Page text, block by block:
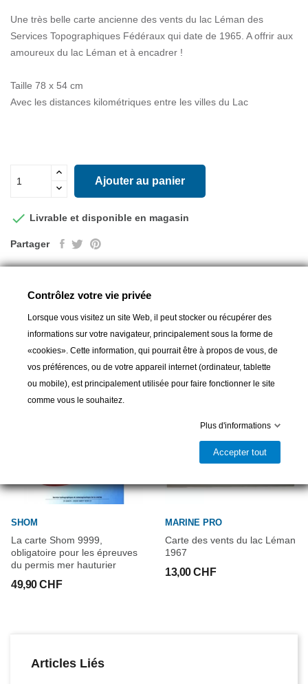
Une très belle carte ancienne des vents du lac Léman des
Services Topographiques Fédéraux qui date de 1965. A offrir aux
amoureux du lac Léman et à encadrer !
Taille 78 x 54 cm
Avec les distances kilométriques entre les villes du Lac
Ajouter au panier
 Livrable et disponible en magasin
Partager
16 autres produits dans la même
catégorie :
SHOM
La carte Shom 9999,
obligatoire pour les épreuves
du permis mer hauturier
49,90 CHF
MARINE PRO
Carte des vents du lac Léman
1967
13,00 CHF
Articles Liés
Contrôlez votre vie privée
Lorsque vous visitez un site Web, il peut stocker ou récupérer des
informations sur votre navigateur, principalement sous la forme de
«cookies». Cette information, qui pourrait être à propos de vous, de
vos préférences, ou de votre appareil internet (ordinateur, tablette
ou mobile), est principalement utilisée pour faire fonctionner le site
comme vous le souhaitez.
Plus d'informations
Accepter tout